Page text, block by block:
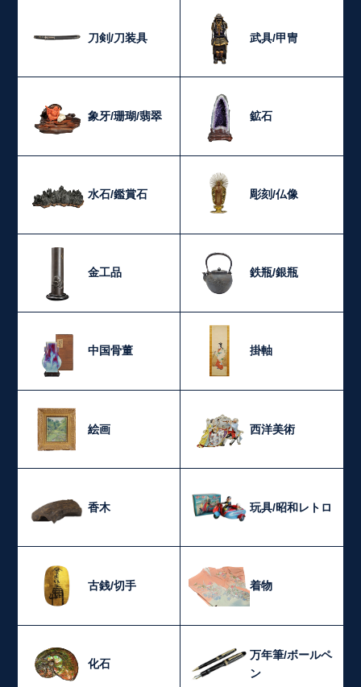
刀剣/刀装具 武具/甲冑
象牙/珊瑚/翡翠 鉱石
水石/鑑賞石 彫刻/仏像
金工品 鉄瓶/銀瓶
中国骨董 掛軸
絵画 西洋美術
香木 玩具/昭和レトロ
古銭/切手 着物
化石
万年筆/ボールペ
ン